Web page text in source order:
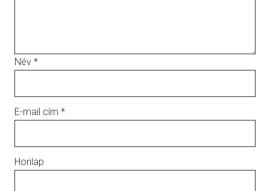
Név *
E-mail cím *
Honlap